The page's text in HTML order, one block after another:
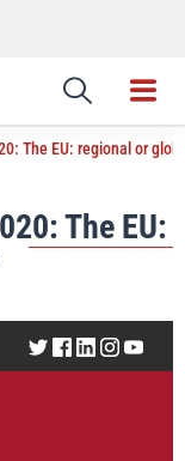
Enlace
The EU: regional or
The EU: